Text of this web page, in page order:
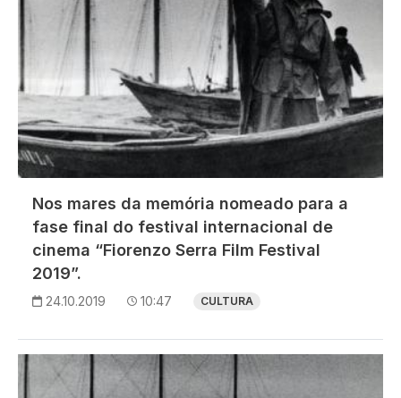
Nos mares da memória nomeado para a
fase final do festival internacional de
cinema “Fiorenzo Serra Film Festival
2019”.
24.10.2019 10:47 CULTURA
Imagem